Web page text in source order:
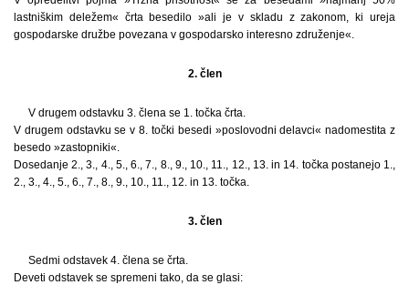
lastniškim deležem« črta besedilo »ali je v skladu z zakonom, ki ureja
gospodarske družbe povezana v gospodarsko interesno združenje«.
2. člen
V drugem odstavku 3. člena se 1. točka črta.
V drugem odstavku se v 8. točki besedi »poslovodni delavci« nadomestita z
besedo »zastopniki«.
Dosedanje 2., 3., 4., 5., 6., 7., 8., 9., 10., 11., 12., 13. in 14. točka postanejo 1.,
2., 3., 4., 5., 6., 7., 8., 9., 10., 11., 12. in 13. točka.
3. člen
Sedmi odstavek 4. člena se črta.
Deveti odstavek se spremeni tako, da se glasi: